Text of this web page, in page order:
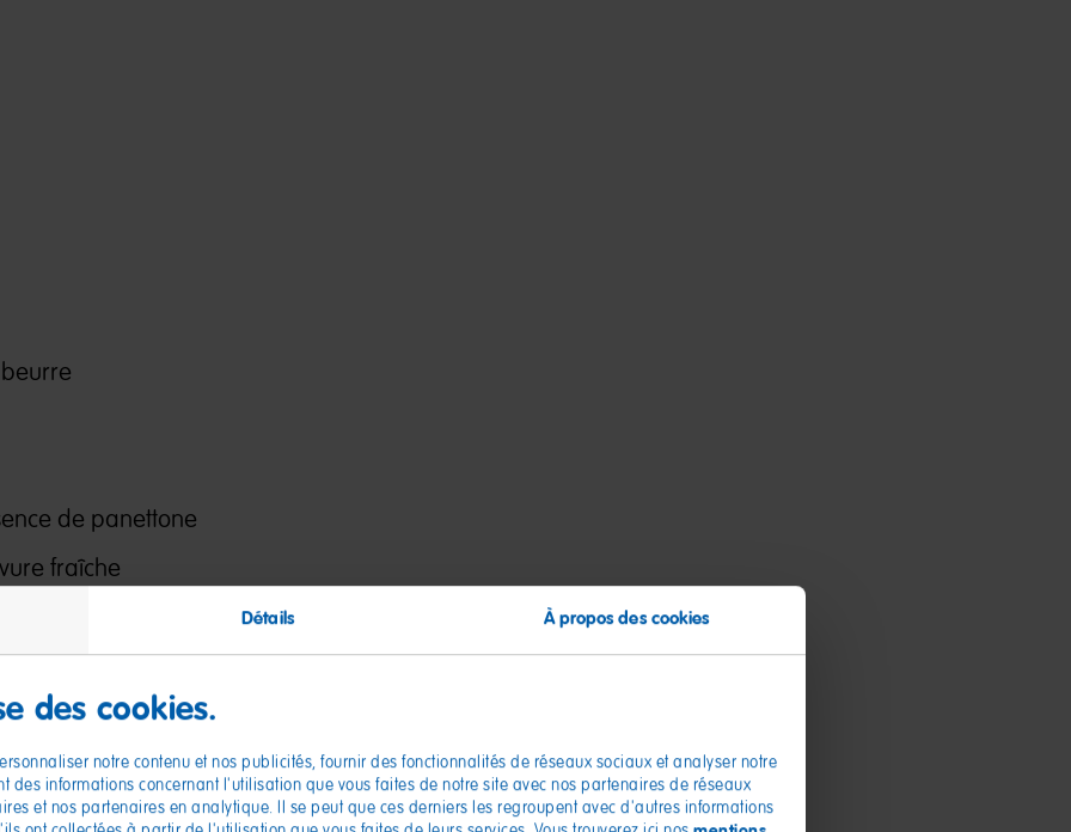
Détails À propos des cookies
des cookies.
notre contenu et nos publicités, fournir des fonctionnalités de réseaux sociaux et analyser notre
des informations concernant l'utilisation que vous faites de notre site avec nos partenaires de réseaux
et nos partenaires en analytique. Il se peut que ces derniers les regroupent avec d'autres informations
de panettone
fraîche
tamisée
pour la décoration